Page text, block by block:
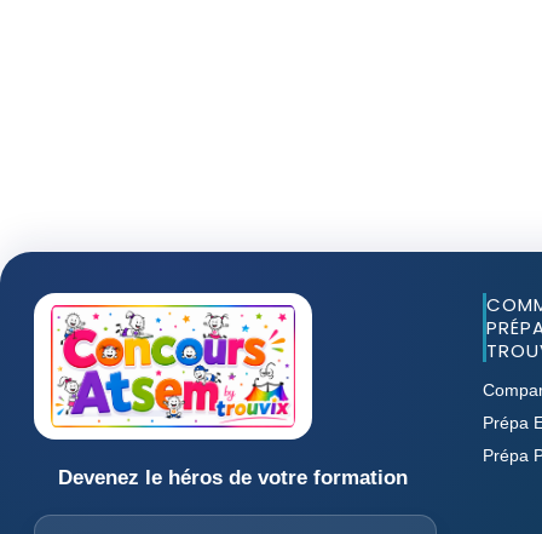
Devenez le héros de votre formation
Prépa
Prépa